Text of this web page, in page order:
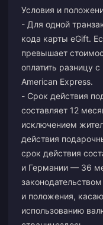
Условия и
- Для одной
кода карты eGift.
превышает
оплатить разницу
American Express.
- Срок действия
составляет 12
исключением
действия
срок действия
и Германии — 36
и положения,
использованию